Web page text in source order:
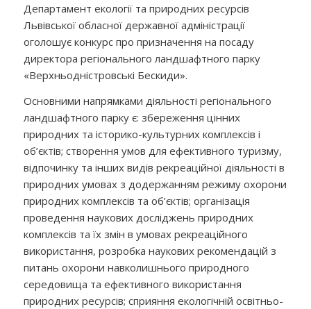
Департамент екології та природних ресурсів
Львівської обласної державної адміністрації
оголошує конкурс про призначення на посаду
директора регіонального ландшафтного парку
«Верхньодністровські Бескиди».
Основними напрямками діяльності регіонального
ландшафтного парку є: збереження цінних
природних та історико-культурних комплексів і
об’єктів; створення умов для ефективного туризму,
відпочинку та інших видів рекреаційної діяльності в
природних умовах з додержанням режиму охорони
природних комплексів та об’єктів; організація
проведення наукових досліджень природних
комплексів та їх змін в умовах рекреаційного
використання, розробка наукових рекомендацій з
питань охорони навколишнього природного
середовища та ефективного використання
природних ресурсів; сприяння екологічній освітньо-